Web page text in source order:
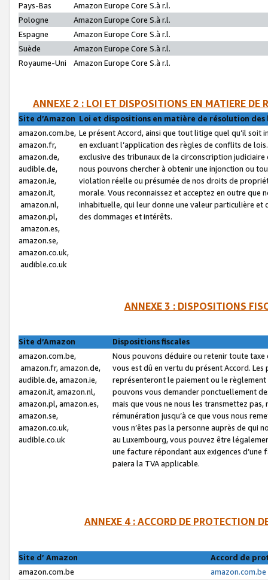
Pays-Bas
Amazon Europe Core S.à r.l.
Pologne
Amazon Europe Core S.à r.l.
Espagne
Amazon Europe Core S.à r.l.
Suède
Amazon Europe Core S.à r.l.
Royaume-Uni
Amazon Europe Core S.à r.l.
ANNEXE 2 : LOI ET DISPOSITIONS EN MATIERE DE
Site d’Amazon Loi et dispositions en matière de résolution
amazon.com.be,
amazon.fr,
amazon.de,
audible.de,
amazon.ie,
amazon.it,
amazon.nl,
amazon.pl,
amazon.es,
amazon.se,
amazon.co.uk,
audible.co.uk
Le présent Accord, ainsi que tout litige quel qu’il soit
en excluant l’application des règles de conflits de
exclusive des tribunaux de la circonscription
nous pouvons chercher à obtenir une injonction ou
violation réelle ou présumée de nos droits de
morale. Vous reconnaissez et acceptez en outre que
inhabituelle, qui leur donne une valeur particulière
des dommages et intérêts.
ANNEXE 3 : DISPOSITIONS
Site d’Amazon
Dispositions fiscales
amazon.com.be,
amazon.fr, amazon.de,
audible.de, amazon.ie,
amazon.it, amazon.nl,
amazon.pl, amazon.es,
amazon.se,
amazon.co.uk,
audible.co.uk
Nous pouvons déduire ou retenir toute
vous est dû en vertu du présent Accord.
représenteront le paiement ou le
pouvons vous demander ponctuellement
mais que vous ne nous les transmettez
rémunération jusqu’à ce que vous nous
vous n’êtes pas la personne auprès de qui
au Luxembourg, vous pouvez être
une facture répondant aux exigences
paiera la TVA applicable.
ANNEXE 4 : ACCORD DE PROTECTION
Site d’ Amazon
Accord de
amazon.com.be